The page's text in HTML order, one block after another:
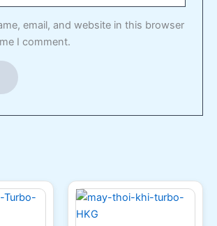
email, and website in this browser
I comment.